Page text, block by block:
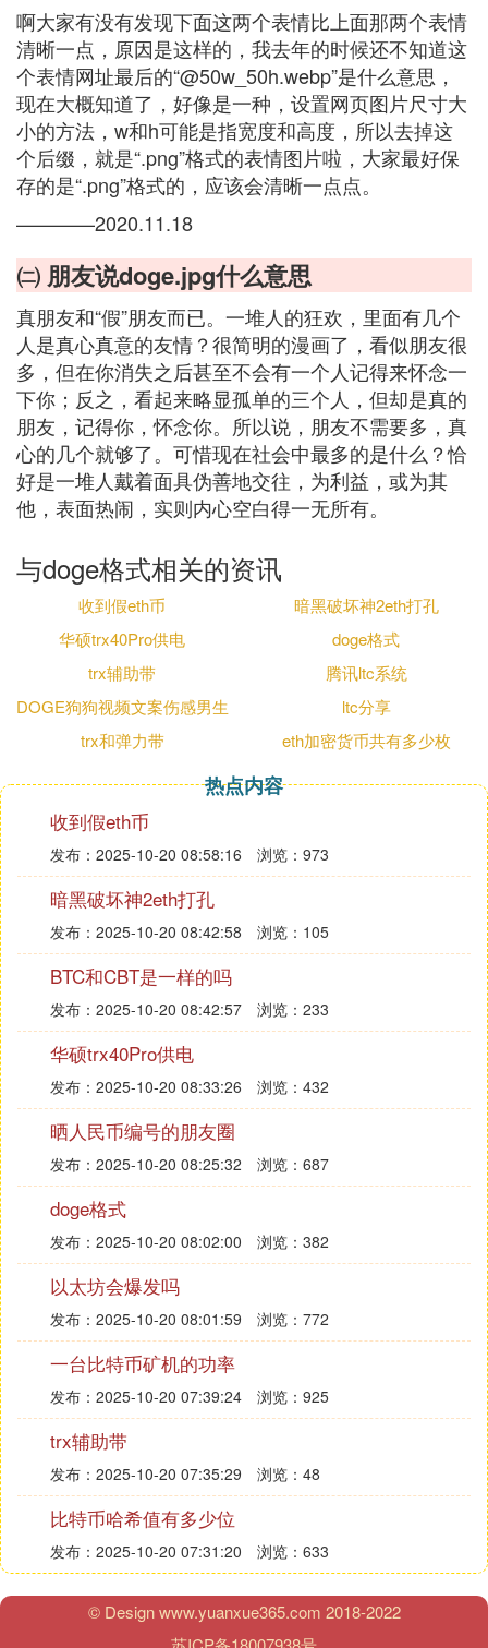
啊大家有没有发现下面这两个表情比上面那两个表情
清晰一点，原因是这样的，我去年的时候还不知道这
个表情网址最后的“@50w_50h.webp”是什么意思，
现在大概知道了，好像是一种，设置网页图片尺寸大
小的方法，w和h可能是指宽度和高度，所以去掉这
个后缀，就是“.png”格式的表情图片啦，大家最好保
存的是“.png”格式的，应该会清晰一点点。
————2020.11.18
㈡ 朋友说doge.jpg什么意思
真朋友和“假”朋友而已。一堆人的狂欢，里面有几个
人是真心真意的友情？很简明的漫画了，看似朋友很
多，但在你消失之后甚至不会有一个人记得来怀念一
下你；反之，看起来略显孤单的三个人，但却是真的
朋友，记得你，怀念你。所以说，朋友不需要多，真
心的几个就够了。可惜现在社会中最多的是什么？恰
好是一堆人戴着面具伪善地交往，为利益，或为其
他，表面热闹，实则内心空白得一无所有。
与doge格式相关的资讯
收到假eth币
暗黑破坏神2eth打孔
华硕trx40Pro供电
doge格式
trx辅助带
腾讯ltc系统
DOGE狗狗视频文案伤感男生
ltc分享
trx和弹力带
eth加密货币共有多少枚
热点内容
收到假eth币
发布：2025-10-20 08:58:16 浏览：973
暗黑破坏神2eth打孔
发布：2025-10-20 08:42:58 浏览：105
BTC和CBT是一样的吗
发布：2025-10-20 08:42:57 浏览：233
华硕trx40Pro供电
发布：2025-10-20 08:33:26 浏览：432
晒人民币编号的朋友圈
发布：2025-10-20 08:25:32 浏览：687
doge格式
发布：2025-10-20 08:02:00 浏览：382
以太坊会爆发吗
发布：2025-10-20 08:01:59 浏览：772
一台比特币矿机的功率
发布：2025-10-20 07:39:24 浏览：925
trx辅助带
发布：2025-10-20 07:35:29 浏览：48
比特币哈希值有多少位
发布：2025-10-20 07:31:20 浏览：633
© Design www.yuanxue365.com 2018-2022